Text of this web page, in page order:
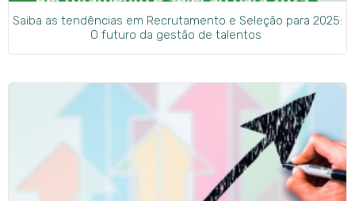
Saiba as tendências em Recrutamento e Seleção para 2025:
O futuro da gestão de talentos